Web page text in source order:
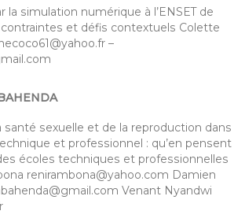
la simulation numérique à l’ENSET de
contraintes et défis contextuels Colette
–
santé sexuelle et de la reproduction dans
et professionnel : qu’en pensent
écoles techniques et professionnelles
renirambona@yahoo.com Damien
Venant Nyandwi